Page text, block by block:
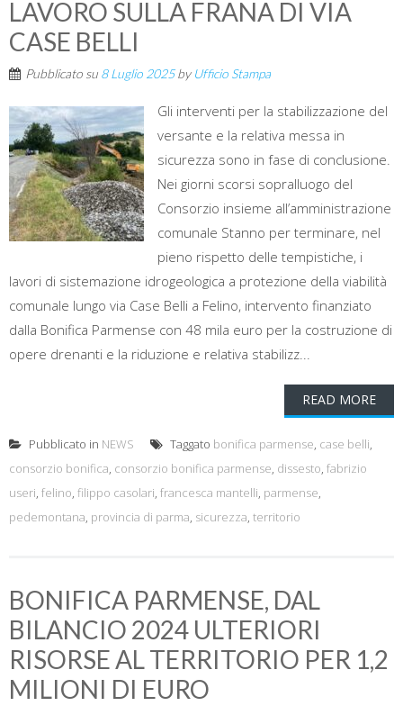
LAVORO SULLA FRANA DI VIA
CASE BELLI
Pubblicato su 8 Luglio 2025by Ufficio Stampa
Gli interventi per la stabilizzazione del
versante e la relativa messa in
sicurezza sono in fase di conclusione.
Nei giorni scorsi sopralluogo del
Consorzio insieme all’amministrazione
comunale Stanno per terminare, nel
pieno rispetto delle tempistiche, i
lavori di sistemazione idrogeologica a protezione della viabilità
comunale lungo via Case Belli a Felino, intervento finanziato
dalla Bonifica Parmense con 48 mila euro per la costruzione di
opere drenanti e la riduzione e relativa stabilizz...
READ MORE
Pubblicato in NEWS Taggato bonifica parmense, case belli,
consorzio bonifica, consorzio bonifica parmense, dissesto, fabrizio
useri, felino, filippo casolari, francesca mantelli, parmense,
pedemontana, provincia di parma, sicurezza, territorio
BONIFICA PARMENSE, DAL
BILANCIO 2024 ULTERIORI
RISORSE AL TERRITORIO PER 1,2
MILIONI DI EURO